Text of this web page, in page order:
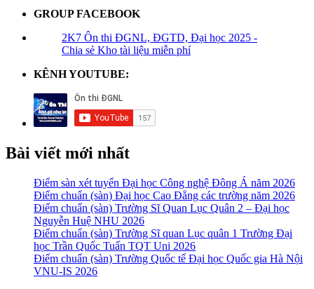
GROUP FACEBOOK
2K7 Ôn thi ĐGNL, ĐGTD, Đại học 2025 -
Chia sẻ Kho tài liệu miễn phí
KÊNH YOUTUBE:
Bài viết mới nhất
Điểm sàn xét tuyển Đại học Công nghệ Đông Á năm 2026
Điểm chuẩn (sàn) Đại học Cao Đẳng các trường năm 2026
Điểm chuẩn (sàn) Trường Sĩ Quan Lục Quân 2 – Đại học
Nguyễn Huệ NHU 2026
Điểm chuẩn (sàn) Trường Sĩ quan Lục quân 1 Trường Đại
học Trần Quốc Tuấn TQT Uni 2026
Điểm chuẩn (sàn) Trường Quốc tế Đại học Quốc gia Hà Nội
VNU-IS 2026